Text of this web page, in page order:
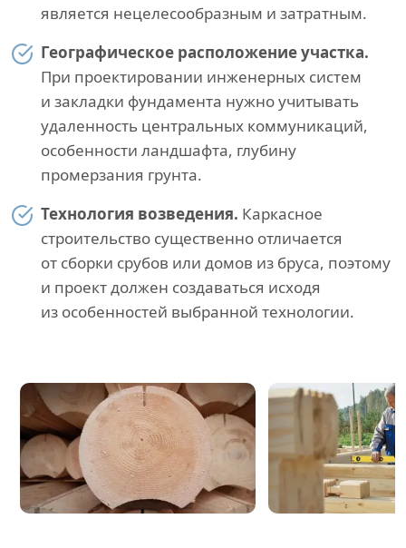
является нецелесообразным и затратным.
Географическое расположение участка.
При проектировании инженерных систем
и закладки фундамента нужно учитывать
удаленность центральных коммуникаций,
особенности ландшафта, глубину
промерзания грунта.
Технология возведения. Каркасное
строительство существенно отличается
от сборки срубов или домов из бруса, поэтому
и проект должен создаваться исходя
из особенностей выбранной технологии.